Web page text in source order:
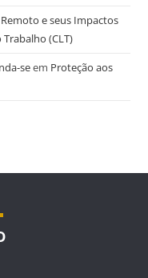
e seus Impactos
(CLT)
seem Proteção aos